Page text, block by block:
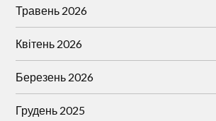
Травень 2026
Квітень 2026
Березень 2026
Грудень 2025